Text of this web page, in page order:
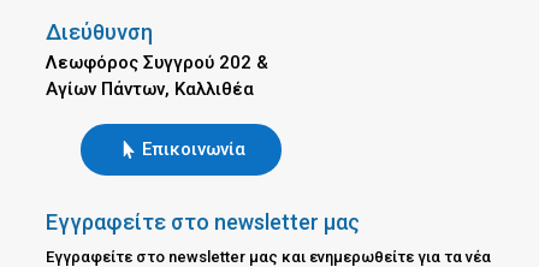
Διεύθυνση
Λεωφόρος Συγγρού 202 &
Αγίων Πάντων, Καλλιθέα
Επικοινωνία
Εγγραφείτε στο newsletter μας
Εγγραφείτε στο newsletter μας και ενημερωθείτε για τα νέα